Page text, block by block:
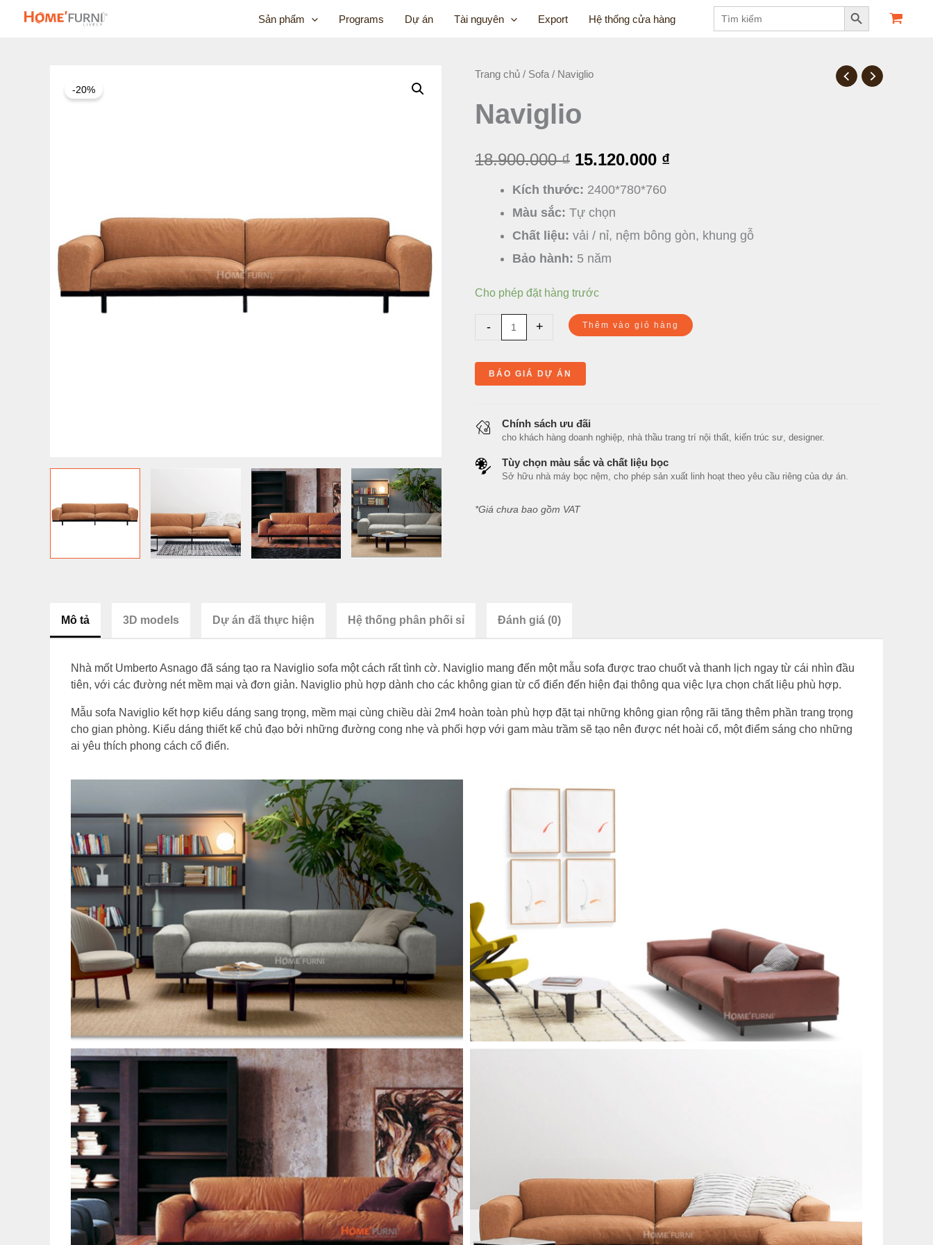
Nhảy
Sản phẩm Programs Dự án Tài nguyên Export Hệ thống cửa hàng
Search
for:
Search Button
-20%
Trang chủ / Sofa/ Naviglio
Naviglio
18.900.000₫
Giá
gốc
18.900.000 ₫.
15.120.000 ₫
Kích thước: 2400*780*760
Màu sắc: Tự chọn
Chất liệu: vải / nỉ, nệm bông gòn, khung gỗ
Bảo hành: 5 năm
Cho phép đặt hàng trước
-
Naviglio
lượng
+ Thêm vào giỏ hàng
BÁO GIÁ DỰ ÁN
Chính sách ưu đãi
cho khách hàng doanh nghiệp, nhà thầu trang trí nội thất, kiến trúc sư, designer.
Tùy chọn màu sắc và chất liệu bọc
Sở hữu nhà máy bọc nệm, cho phép sản xuất linh hoạt theo yêu cầu riêng của dự án.
*Giá chưa bao gồm VAT
Mô tả 3D models Dự án đã thực hiện Hệ thống phân phối sỉ Đánh giá (0)
Nhà mốt Umberto Asnago đã sáng tạo ra Naviglio sofa một cách rất tình cờ. Naviglio mang đến một mẫu sofa được trao chuốt và thanh lịch ngay từ cái nhìn đầu
tiên, với các đường nét mềm mại và đơn giản. Naviglio phù hợp dành cho các không gian từ cổ điển đến hiện đại thông qua việc lựa chọn chất liệu phù hợp.
Mẫu sofa Naviglio kết hợp kiểu dáng sang trọng, mềm mại cùng chiều dài 2m4 hoàn toàn phù hợp đặt tại những không gian rộng rãi tăng thêm phần trang trọng
cho gian phòng. Kiểu dáng thiết kế chủ đạo bởi những đường cong nhẹ và phối hợp với gam màu trầm sẽ tạo nên được nét hoài cổ, một điểm sáng cho những
ai yêu thích phong cách cổ điển.